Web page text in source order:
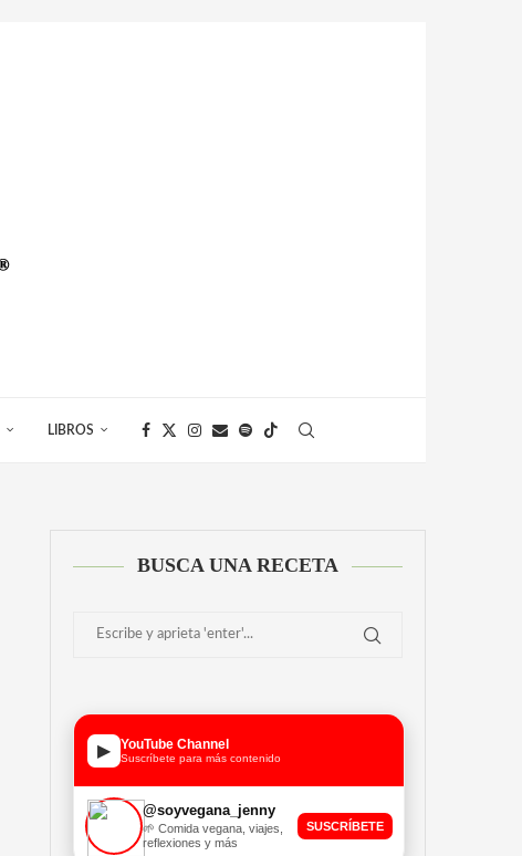
LIBROS
BUSCA UNA RECETA
▶ YouTube Channel
Suscríbete para más contenido
@soyvegana_jenny
🌱 Comida vegana, viajes,
reflexiones y más
SUSCRÍBETE